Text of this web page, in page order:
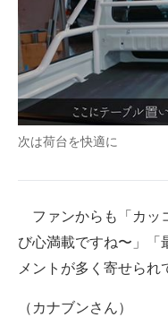
次は荷台を快適に
ファンからも「カッ
び心満載ですね〜」「
メントが多く寄せられ
（カナブンさん）